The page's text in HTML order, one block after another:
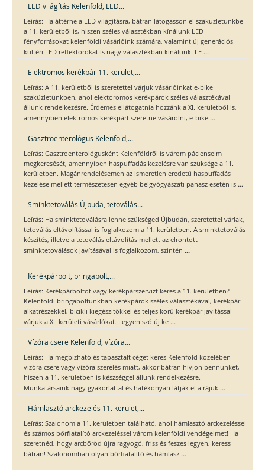
LED világítás Kelenföld, LED...
Leírás: Ha áttérne a LED világításra, bátran látogasson el szaküzletünkbe
a 11. kerületből is, hiszen széles választékban kínálunk LED
fényforrásokat kelenföldi vásárlóink számára, valamint új generációs
kültéri LED reflektorokat is nagy választékban kínálunk. LE ...
Elektromos kerékpár 11. kerület,...
Leírás: A 11. kerületből is szeretettel várjuk vásárlóinkat e-bike
szaküzletünkben, ahol elektoromos kerékpárok széles választékával
állunk rendelkezésre. Érdemes ellátogatnia hozzánk a XI. kerületből is,
amennyiben elektromos kerékpárt szeretne vásárolni, e-bike ...
Gasztroenterológus Kelenföld,...
Leírás: Gasztroenterológusként Kelenföldről is várom pácienseim
megkeresését, amennyiben haspuffadás kezelésre van szüksége a 11.
kerületben. Magánrendelésemen az ismeretlen eredetű haspuffadás
kezelése mellett természetesen egyéb belgyógyászati panasz esetén is ...
Sminktetoválás Újbuda, tetoválás...
Leírás: Ha sminktetoválásra lenne szükséged Újbudán, szeretettel várlak,
tetoválás eltávolítással is foglalkozom a 11. kerületben. A sminktetoválás
készítés, illetve a tetoválás eltávolítás mellett az elrontott
sminktetoválások javításával is foglalkozom, szintén ...
Kerékpárbolt, bringabolt,...
Leírás: Kerékpárboltot vagy kerékpárszervizt keres a 11. kerületben?
Kelenföldi bringaboltunkban kerékpárok széles választékával, kerékpár
alkatrészekkel, bicikli kiegészítőkkel és teljes körű kerékpár javítással
várjuk a XI. kerületi vásárlókat. Legyen szó új ke ...
Vízóra csere Kelenföld, vízóra...
Leírás: Ha megbízható és tapasztalt céget keres Kelenföld közelében
vízóra csere vagy vízóra szerelés miatt, akkor bátran hívjon bennünket,
hiszen a 11. kerületben is készséggel állunk rendelkezésre.
Munkatársaink nagy gyakorlattal és hatékonyan látják el a rájuk ...
Hámlasztó arckezelés 11. kerület,...
Leírás: Szalonom a 11. kerületben található, ahol hámlasztó arckezeléssel
és számos bőrfiatalító arckezeléssel várom kelenföldi vendégeimet! Ha
szeretnéd, hogy arcbőröd újra ragyogó, friss és feszes legyen, keress
bátran! Szalonomban olyan bőrfiatalító és hámlasz ...